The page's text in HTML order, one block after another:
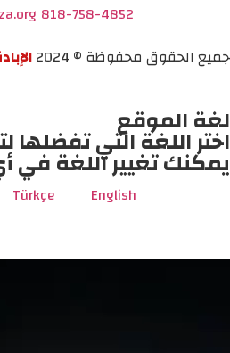
818-758-4852
جميع الحقوق محفوظة © 2024
لغة الموقع
اختر اللغة التي
يمكنك تغيير اللغة في
English
Türkçe